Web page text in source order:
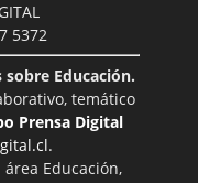
5372
Educación.
temático
Prensa Digital
.
Educación,